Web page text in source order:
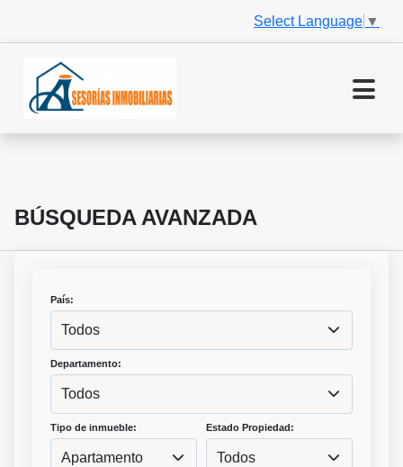
Select Language ▼
BÚSQUEDA AVANZADA
País:
Todos
Departamento:
Todos
Tipo de inmueble:
Apartamento
Estado Propiedad:
Todos